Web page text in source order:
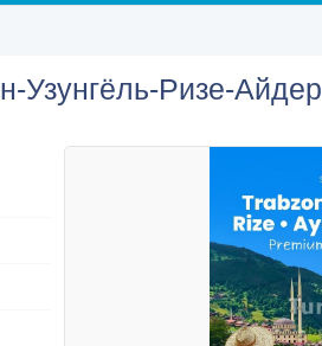
Узунгёль-Ризе-Айдер